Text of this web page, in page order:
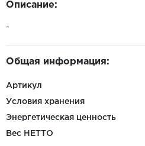
Описание:
-
Общая информация:
Артикул
Условия хранения
Энергетическая ценность
Вес НЕТТО